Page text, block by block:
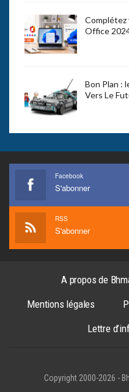
Complétez
Office
Bon Plan :
Vers Le
Facebook
S'abonner
RSS
S'abonner
A propos de
Mentions légales
Lettre
Copyright 2000-2026 -